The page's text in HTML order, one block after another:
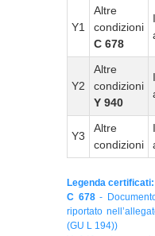
Y1
Altre
condizioni
C 678
Y2
Altre
condizioni
Y 940
Y3
Altre
condizioni
Legenda certificati:
C 678-
riportato
(GU L 194))